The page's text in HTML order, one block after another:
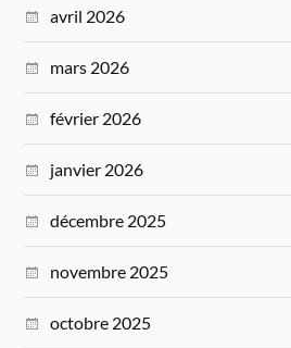
avril 2026
mars 2026
février 2026
janvier 2026
décembre 2025
novembre 2025
octobre 2025